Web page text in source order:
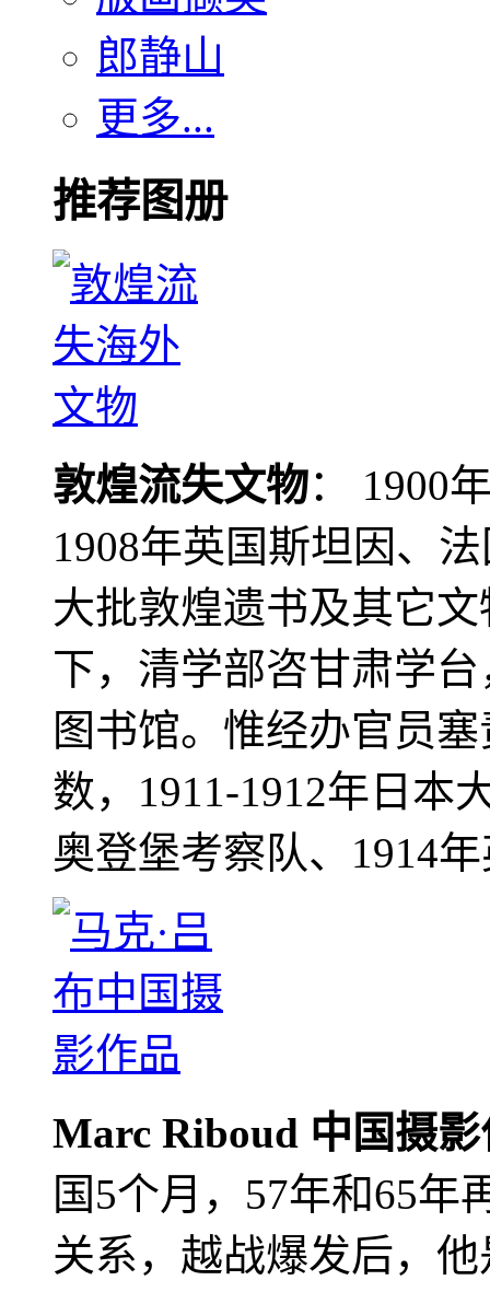
郎静山
更多...
推荐图册
敦煌流失文物： 1900
1908年英国斯坦因、
大批敦煌遗书及其它
下，清学部咨甘肃学
图书馆。惟经办官员
数，1911-1912年日本
奥登堡考察队、1914
Marc Riboud 中国摄
国5个月，57年和65年
关系，越战爆发后，